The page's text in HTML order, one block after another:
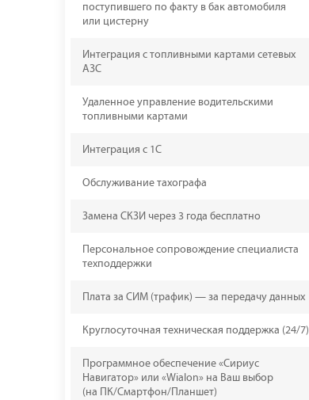
поступившего по факту в бак автомобиля
или цистерну
Интеграция с топливными картами сетевых
АЗС
Удаленное управление водительскими
топливными картами
Интеграция с 1С
Обслуживание тахографа
Замена СКЗИ через 3 года бесплатно
Персональное сопровождение специалиста
техподдержки
Плата за СИМ (трафик) — за передачу данных
Круглосуточная техническая поддержка (24/7)
Программное обеспечение «Сириус
Навигатор» или «Wialon» на Ваш выбор
(на ПК/Смартфон/Планшет)